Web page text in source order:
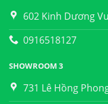
602 Kinh Dương
0916518127
SHOWROOM 3
731 Lê Hồng